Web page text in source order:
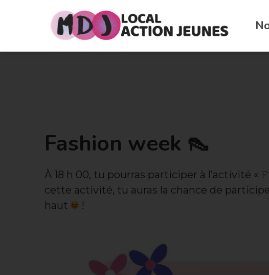
Fashion week 👠
À 18 h 00, tu pourras participer à l’activité «
cette activité, tu auras la chance de
haut
!